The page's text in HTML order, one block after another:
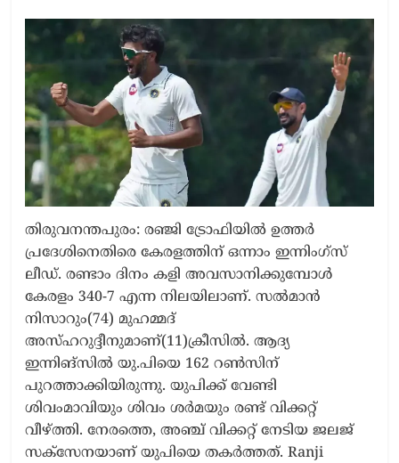
തിരുവനന്തപുരം: രഞ്ജി ട്രോഫിയിൽ ഉത്തർ
പ്രദേശിനെതിരെ കേരളത്തിന് ഒന്നാം ഇന്നിംഗ്സ്
ലീഡ്. രണ്ടാം ദിനം കളി അവസാനിക്കുമ്പോൾ
കേരളം 340-7 എന്ന നിലയിലാണ്. സൽമാൻ
നിസാറും(74) മുഹമ്മദ്
അസ്ഹറുദ്ദീനുമാണ്(11)ക്രീസിൽ. ആദ്യ
ഇന്നിങ്‌സിൽ യു.പിയെ 162 റൺസിന്
പുറത്താക്കിയിരുന്നു. യുപിക്ക് വേണ്ടി
ശിവംമാവിയും ശിവം ശർമയും രണ്ട് വിക്കറ്റ്
വീഴ്ത്തി. നേരത്തെ, അഞ്ച് വിക്കറ്റ് നേടിയ ജലജ്
സക്സേനയാണ് യുപിയെ തകർത്തത്. Ranji